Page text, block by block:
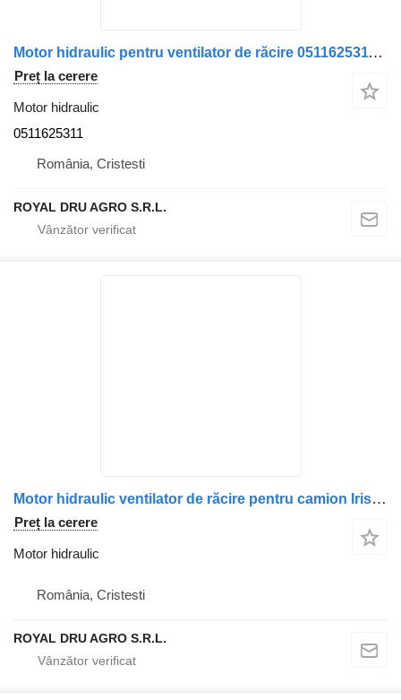
Motor hidraulic pentru ventilator de răcire 0511625311 pentru camion Solaris AZMF-11-019LCB20MB-14
Preț la cerere
Motor hidraulic
0511625311
România, Cristesti
ROYAL DRU AGRO S.R.L.
Motor hidraulic ventilator de răcire pentru camion Irisbus 42559557 5001021237 503137209 15
Preț la cerere
Motor hidraulic
România, Cristesti
ROYAL DRU AGRO S.R.L.